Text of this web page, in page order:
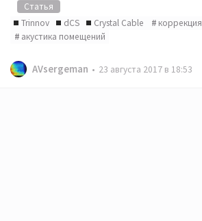
Статья
Trinnov
dCS Crystal Cable коррекция
акустика помещений
AVsergeman 23 августа 2017 в 18:53